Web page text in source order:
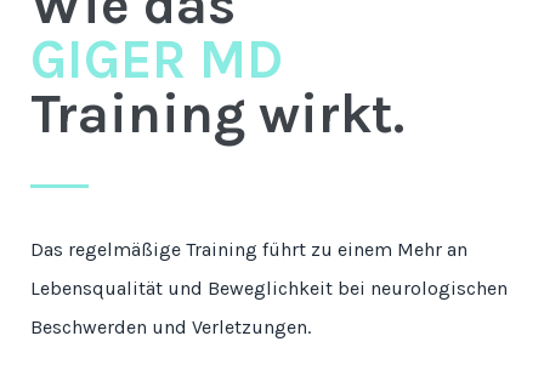
GIGER MD
Training wirkt.
Das regelmäßige Training führt zu einem Mehr an
Lebensqualität und Beweglichkeit bei neurologischen
Beschwerden und Verletzungen.